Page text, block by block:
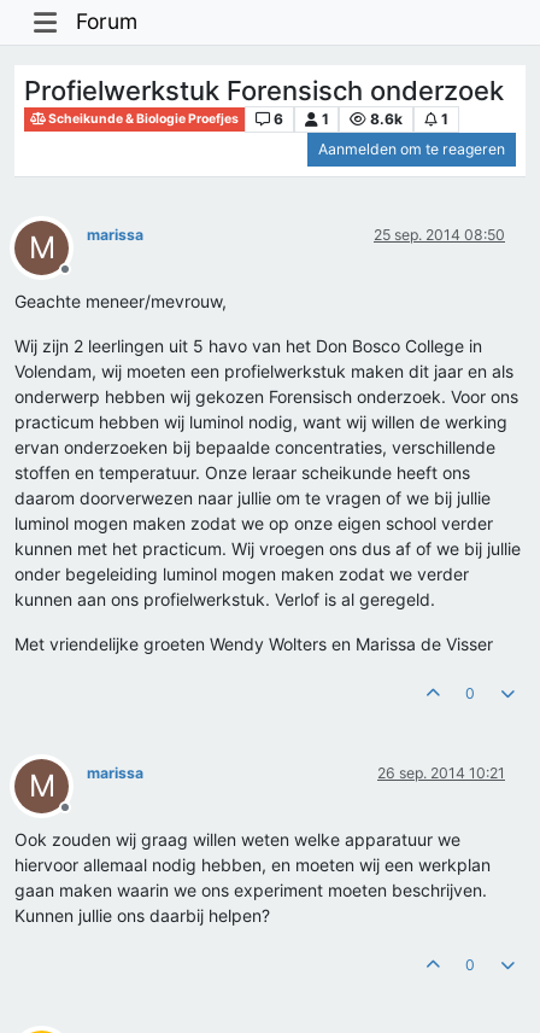
Forum
Profielwerkstuk Forensisch onderzoek
Scheikunde & Biologie Proefjes 6 1 8.6k
1
Aanmelden om te reageren
M
Offline
marissa 25 sep. 2014 08:50
Geachte meneer/mevrouw,
Wij zijn 2 leerlingen uit 5 havo van het Don Bosco College in
Volendam, wij moeten een profielwerkstuk maken dit jaar en als
onderwerp hebben wij gekozen Forensisch onderzoek. Voor ons
practicum hebben wij luminol nodig, want wij willen de werking
ervan onderzoeken bij bepaalde concentraties, verschillende
stoffen en temperatuur. Onze leraar scheikunde heeft ons
daarom doorverwezen naar jullie om te vragen of we bij jullie
luminol mogen maken zodat we op onze eigen school verder
kunnen met het practicum. Wij vroegen ons dus af of we bij jullie
onder begeleiding luminol mogen maken zodat we verder
kunnen aan ons profielwerkstuk. Verlof is al geregeld.
Met vriendelijke groeten Wendy Wolters en Marissa de Visser
0
M
Offline
marissa 26 sep. 2014 10:21
Ook zouden wij graag willen weten welke apparatuur we
hiervoor allemaal nodig hebben, en moeten wij een werkplan
gaan maken waarin we ons experiment moeten beschrijven.
Kunnen jullie ons daarbij helpen?
0